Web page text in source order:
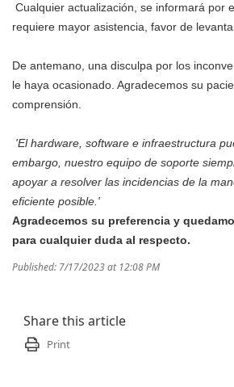
Cualquier actualización, se informará por
requiere mayor asistencia, favor de
De antemano, una disculpa por los
le haya ocasionado. Agradecemos su
comprensión.
'El hardware, software e infraestructura
embargo, nuestro equipo de soporte
apoyar a resolver las incidencias de la
eficiente posible.'
Agradecemos su preferencia y
para cualquier duda al respecto.
Published: 7/17/2023 at 12:08 PM
Share this article
Print